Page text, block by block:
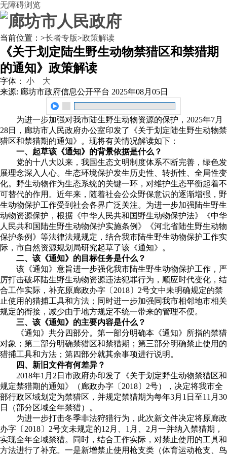
无障碍浏览
当前位置： >长者专版>政策解读
《关于划定陆生野生动物禁猎区和禁猎期
的通知》政策解读
字体： 小
大
来源: 廊坊市政府信息公开平台 2025年08月05日
为进一步加强对我市陆生野生动物资源的保护，2025年7月
28日，廊坊市人民政府办公室印发了《关于划定陆生野生动物禁
猎区和禁猎期的通知》。现将有关情况解读如下：
一、起草该《通知》的背景依据是什么？
党的十八大以来，我国生态文明制度体系不断完善，绿色发
展理念深入人心。生态环境保护发生历史性、转折性、全局性变
化。野生动物作为生态系统的关键一环，对维护生态平衡起着不
可替代的作用。近年来，随着社会公众野保意识的逐渐增强，野
生动物保护工作受到社会各界广泛关注。为进一步加强陆生野生
动物资源保护，根据《中华人民共和国野生动物保护法》《中华
人民共和国陆生野生动物保护实施条例》《河北省陆生野生动物
保护条例》等法律法规规定，结合我市陆生野生动物保护工作实
际，市自然资源规划局研究起草了该《通知》。
二、该《通知》的目标任务是什么？
该《通知》意旨进一步强化我市陆生野生动物保护工作，严
厉打击破坏陆生野生动物资源违法犯罪行为，顺应时代变化，结
合工作实际，补充原廊政办字〔2018〕2号文中未明确规定的禁
止使用的猎捕工具和方法；同时进一步加强同我市相邻地市相关
规定的衔接，减少由于地方规定不统一带来的管理不便。
三、该《通知》的主要内容是什么？
《通知》共分四部分。第一部分明确本《通知》所指的禁猎
对象；第二部分明确禁猎区和禁猎期；第三部分明确禁止使用的
猎捕工具和方法；第四部分就其余事项进行说明。
四、新旧文件有何差异？
2018年1月2日市政府办印发了《关于划定野生动物禁猎区和
规定禁猎期的通知》（廊政办字〔2018〕2号），决定将我市全
部行政区域划定为禁猎区，并规定禁猎期为每年3月1日至11月30
日（部分区域全年禁猎）。
为进一步打击冬季非法狩猎行为，此次新文件决定将原廊政
办字〔2018〕2号文未规定的12月、1月、2月一并纳入禁猎期，
实现全年全域禁猎。同时，结合工作实际，对禁止使用的工具和
方法进行了补充。一是新增禁止使用枪支类（体育运动枪支、鸟